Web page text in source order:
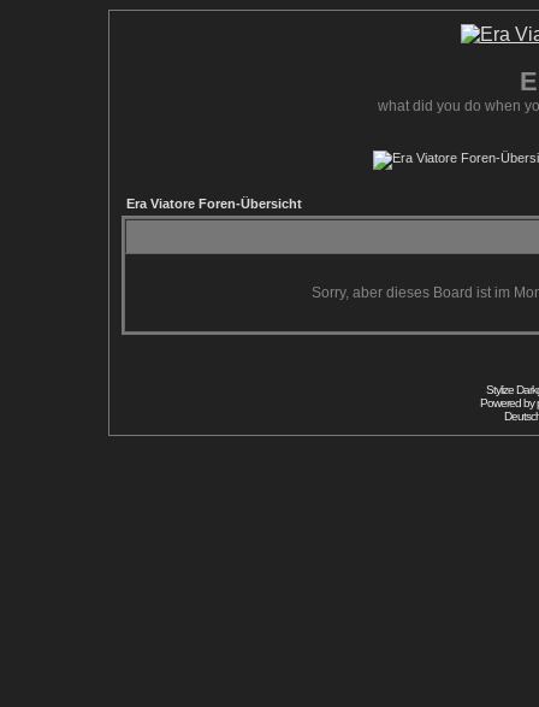
what did you do when
Era Viatore Foren-Übersicht
Sorry, aber dieses Board ist im
Stylize
Powered by